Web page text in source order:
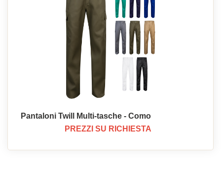
Pantaloni Twill Multi-tasche - Como
PREZZI SU RICHIESTA